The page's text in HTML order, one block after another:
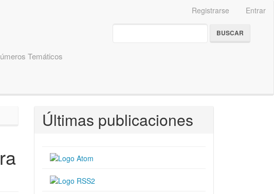
Registrarse Entrar
Temáticos
BUSCAR
Últimas publicaciones